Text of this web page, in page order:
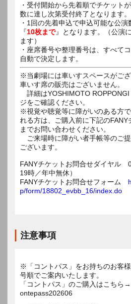
・受付開始から先着順でチケット
数に達し次第受付終了となります。
・1回の先着申込で申込可能な公演
『10枚まで』となります。（公演
ます）
・座席番号や整理番号は、すべて
自動で決定します。
※当劇場には車いすスペースがござ
車いす席の販売はございません。
詳細はYOSHIMOTO ROPPONGI
ジをご確認ください。
※視覚や聴覚等に障がいのある方
れる方は、ご購入前に下記のFANY
までお問い合わせください。
ご来場時に障がい者手帳等のご
ございます。
FANYチケットお問合せダイヤル
19時／年中無休）
FANYチケットお問合せフォーム
p/form/18802_evbb_16/index.do
注意事項
※「コントパス」をお持ちのお客
号順でご案内いたします。
「コントパス」のご購入はこちら
ontepass202606